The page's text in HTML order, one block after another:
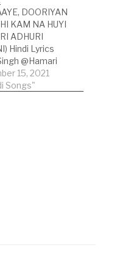
DOORIYAN
KAM NA HUYI
ADHURI
Hindi Lyrics
@Hamari
Song
Hamari
15, 2021
Songs"